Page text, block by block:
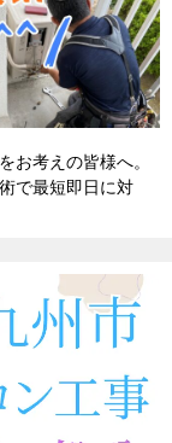
お考えの皆様へ。
で最短即日に対